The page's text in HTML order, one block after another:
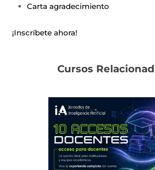
Carta agradecimiento
¡Inscríbete ahora!
Cursos